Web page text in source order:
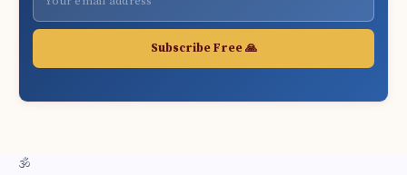
Subscribe Free 🙏
🕉